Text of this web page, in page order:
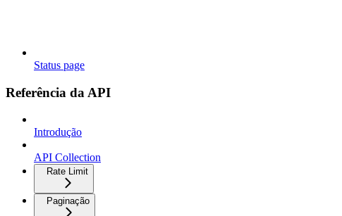
Status page
Referência da API
Introdução
API Collection
Rate Limit
Paginação